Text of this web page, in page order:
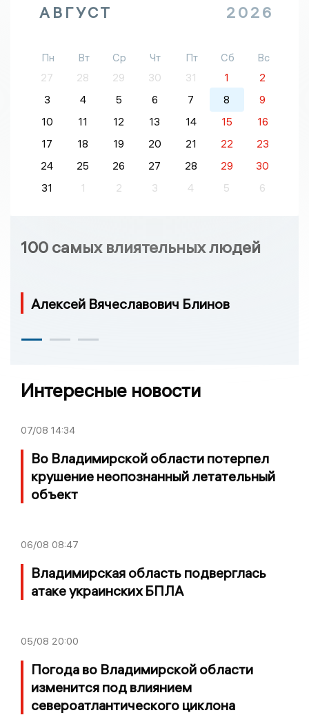
АВГУСТ 2026
Пн Вт Ср Чт Пт Сб
Вс
27
28 29 30 31 1
2
3
4 5 6 7 8
9
10
11 12 13 14 15
16
17
18 19 20 21 22
23
24
25 26 27 28 29
30
31
1 2 3 4 5 6
100 самых влиятельных людей
Алексей Вячеславович Блинов
Интересные новости
07/08 14:34
Во Владимирской области потерпел
крушение неопознанный летательный
объект
06/08 08:47
Владимирская область подверглась
атаке украинских БПЛА
05/08 20:00
Погода во Владимирской области
изменится под влиянием
североатлантического циклона